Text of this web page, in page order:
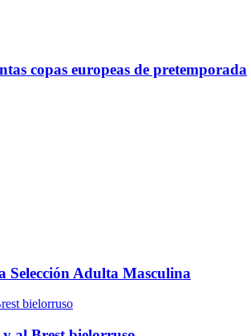
copas europeas de pretemporada
Selección Adulta Masculina